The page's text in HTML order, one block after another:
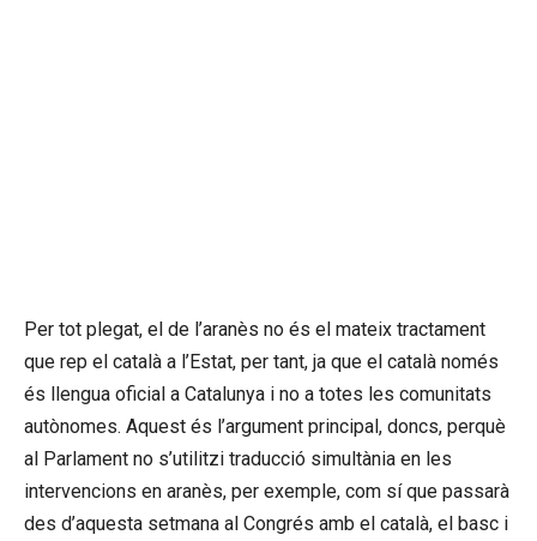
Per tot plegat, el de l’aranès no és el mateix tractament
que rep el català a l’Estat, per tant, ja que el català només
és llengua oficial a Catalunya i no a totes les comunitats
autònomes. Aquest és l’argument principal, doncs, perquè
al Parlament no s’utilitzi traducció simultània en les
intervencions en aranès, per exemple, com sí que passarà
des d’aquesta setmana al Congrés amb el català, el basc i